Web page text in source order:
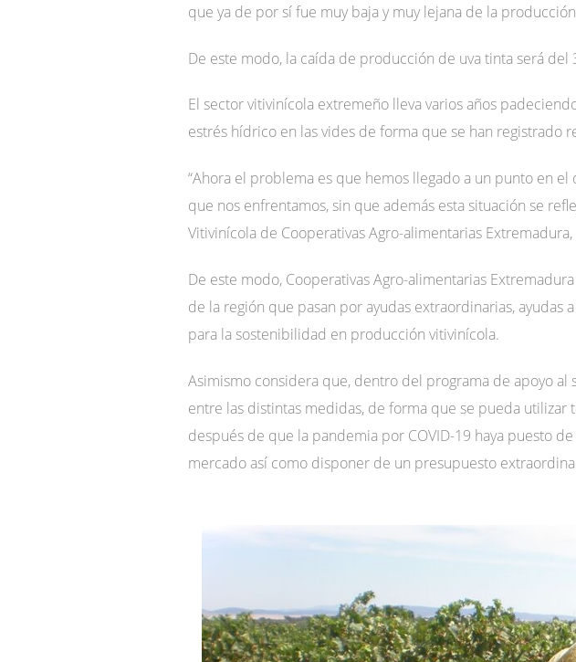
que ya de por sí fue muy baja y muy lejana de la
De este modo, la caída de producción de uva tinta será
El sector vitivinícola extremeño lleva varios años
estrés hídrico en las vides de forma que se han registrado
“Ahora el problema es que hemos llegado a un punto en
que nos enfrentamos, sin que además esta situación se
Vitivinícola de Cooperativas Agro-alimentarias
De este modo, Cooperativas Agro-alimentarias
de la región que pasan por ayudas extraordinarias, ayudas
para la sostenibilidad en producción vitivinícola.
Asimismo considera que, dentro del programa de apoyo
entre las distintas medidas, de forma que se pueda
después de que la pandemia por COVID-19 haya puesto
mercado así como disponer de un presupuesto